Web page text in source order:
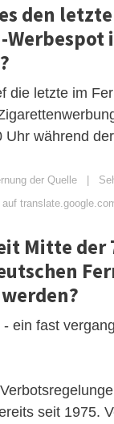
den
die letzte im
Uhr während
der Quelle |
Mitte der
- ein fast
seit 1975.